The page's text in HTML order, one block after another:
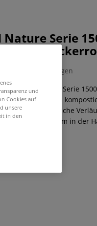
Serie
aus
0 Bewertungen
Rund, Serie
und sind 100 %
sie weiche
und angenehm in der
und
Cookies auf
unsere
in den